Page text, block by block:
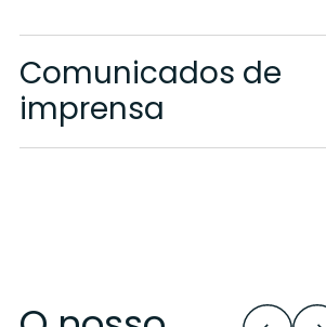
Comunicados de
imprensa